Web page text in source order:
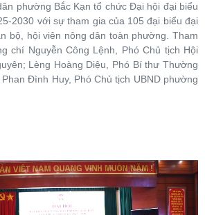
phường Bắc Kạn tổ chức Đại hội đại biểu
2030 với sự tham gia của 105 đại biểu đại
bộ, hội viên nông dân toàn phường. Tham
chí Nguyễn Công Lệnh, Phó Chủ tịch Hội
Lèng Hoàng Diệu, Phó Bí thư Thường
Đình Huy, Phó Chủ tịch UBND phường